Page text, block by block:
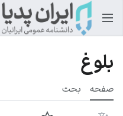
بلوغ
صفحه بحث